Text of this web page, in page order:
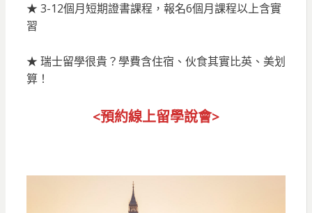
★ 3-12個月短期證書課程，報名6個月課程以上含實
習
★ 瑞士留學很貴？學費含住宿、伙食其實比英、美划
算！
<預約線上留學說會>